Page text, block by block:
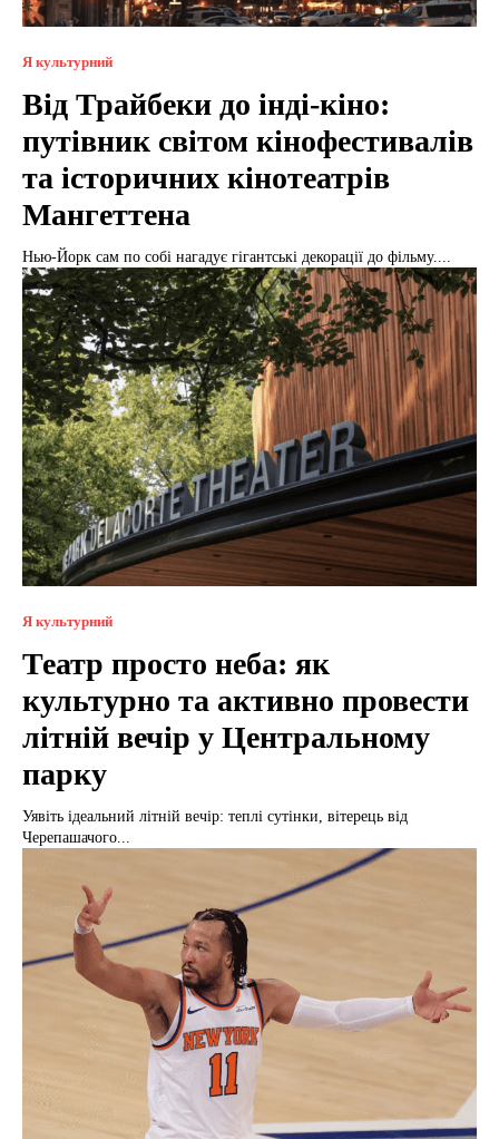
Я культурний
Від Трайбеки до інді-кіно:
путівник світом кінофестивалів
та історичних кінотеатрів
Мангеттена
Нью-Йорк сам по собі нагадує гігантські декорації до фільму....
Я культурний
Театр просто неба: як
культурно та активно провести
літній вечір у Центральному
парку
Уявіть ідеальний літній вечір: теплі сутінки, вітерець від
Черепашачого...